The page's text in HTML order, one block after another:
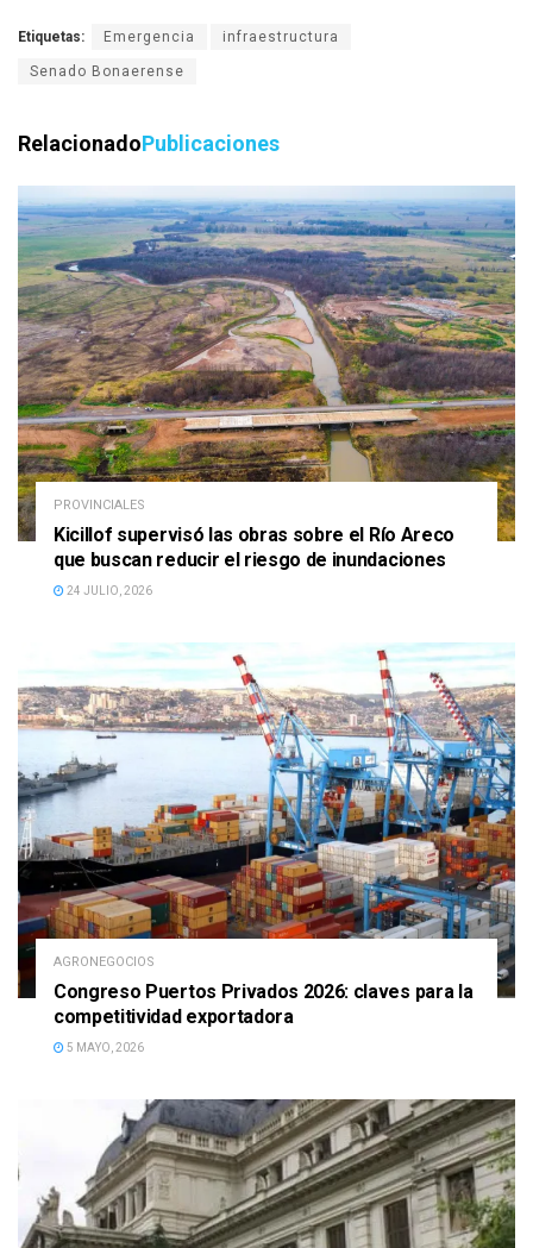
Etiquetas: Emergencia infraestructura
Senado Bonaerense
RelacionadoPublicaciones
PROVINCIALES
Kicillof supervisó las obras sobre el Río Areco
que buscan reducir el riesgo de inundaciones
24 JULIO, 2026
AGRONEGOCIOS
Congreso Puertos Privados 2026: claves para la
competitividad exportadora
5 MAYO, 2026